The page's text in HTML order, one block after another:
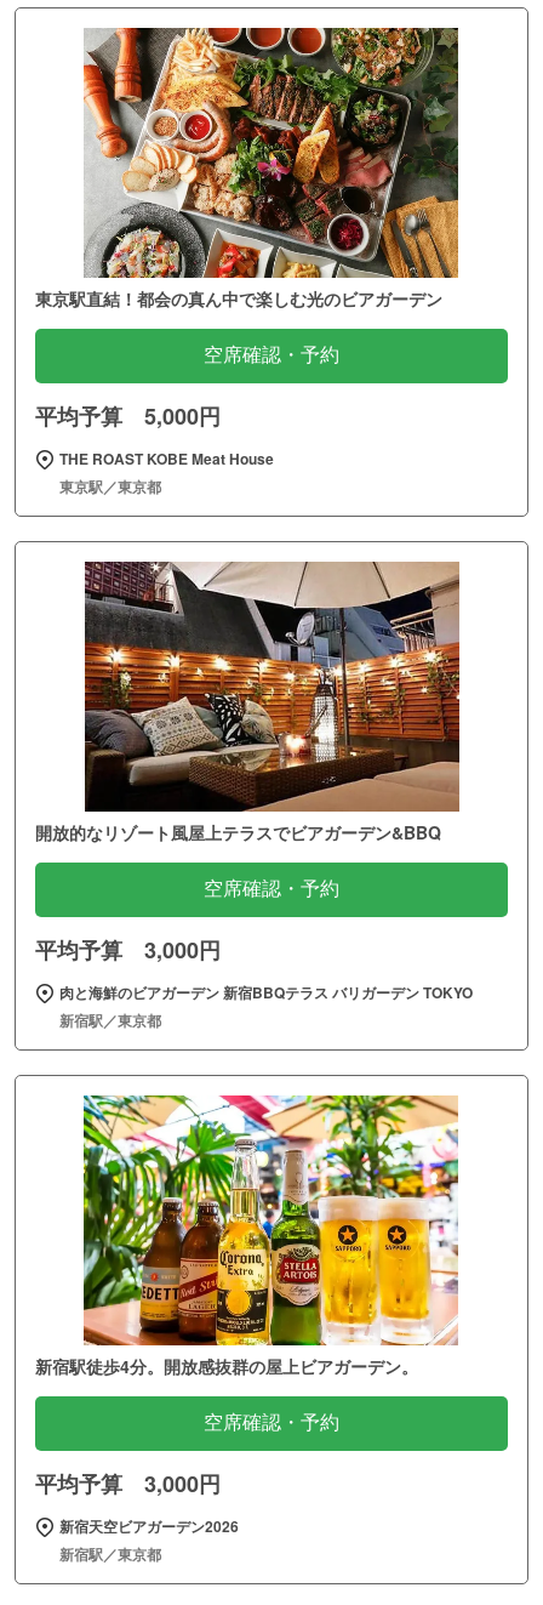
東京駅直結！都会の真ん中で楽しむ光のビアガーデン
空席確認・予約
平均予算 5,000円
THE ROAST KOBE Meat House
東京駅／東京都
開放的なリゾート風屋上テラスでビアガーデン&BBQ
空席確認・予約
平均予算 3,000円
肉と海鮮のビアガーデン 新宿BBQテラス バリガーデン TOKYO
新宿駅／東京都
新宿駅徒歩4分。開放感抜群の屋上ビアガーデン。
空席確認・予約
平均予算 3,000円
新宿天空ビアガーデン2026
新宿駅／東京都